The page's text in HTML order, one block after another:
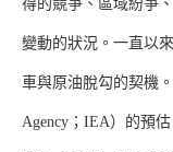
得的競爭、區域紛爭
變動的狀況。一直以
車與原油脫勾的契機
Agency；IEA）的預